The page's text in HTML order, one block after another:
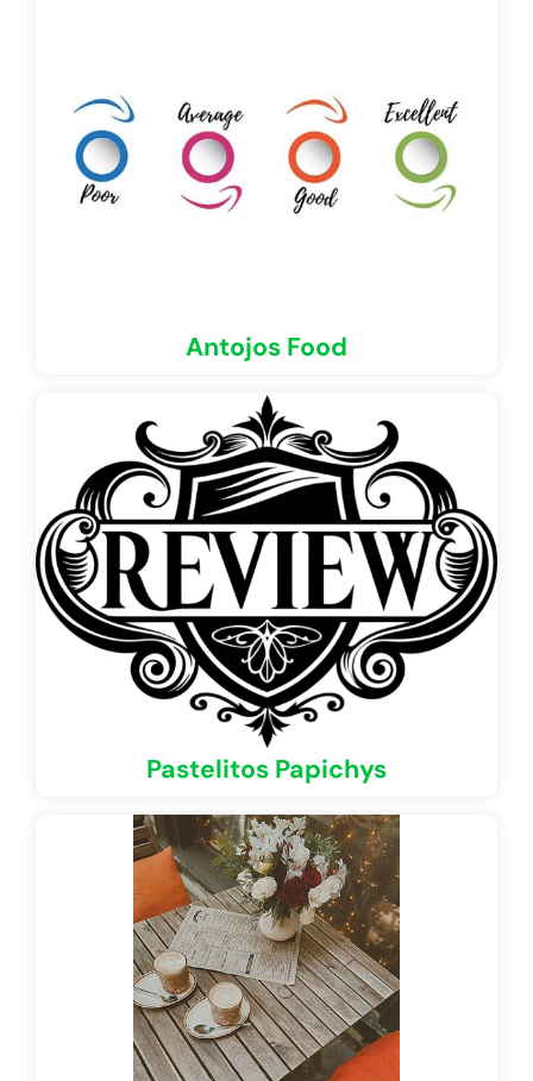
Antojos Food
Pastelitos Papichys